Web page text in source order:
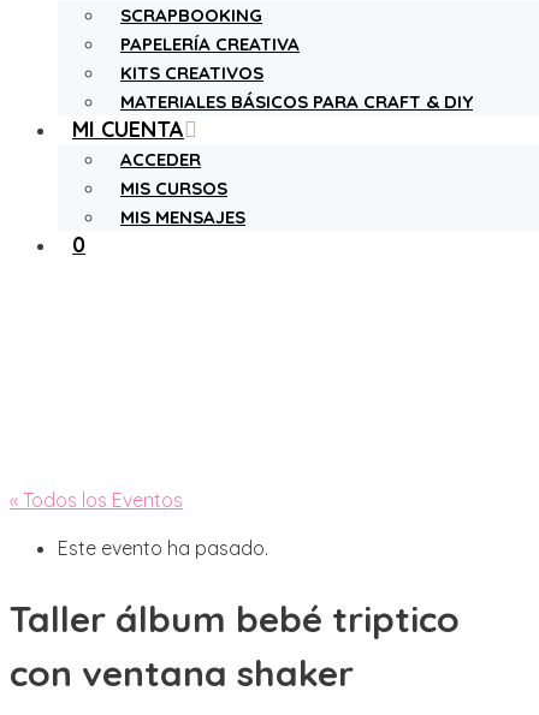
SCRAPBOOKING
PAPELERÍA CREATIVA
KITS CREATIVOS
MATERIALES BÁSICOS PARA CRAFT & DIY
MI CUENTA
ACCEDER
MIS CURSOS
MIS MENSAJES
0
« Todos los Eventos
Este evento ha pasado.
Taller álbum bebé triptico
con ventana shaker